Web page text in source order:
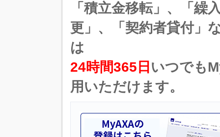
「積立金移転」、「繰
更」、「契約者貸付」
は
24時間365日 いつでも
用いただけます。